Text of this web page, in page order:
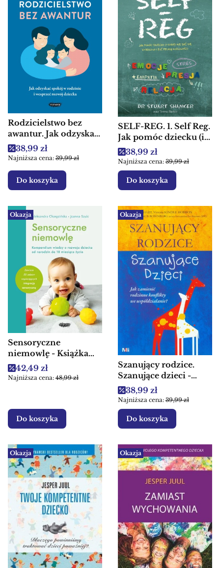
Rodzicielstwo bez
awantur. Jak odzyskać
spokój w rodzinie i
wesprzeć rozwój
rodziców
Cena promocyjna
38,99 zł
Najniższa cena: 39,99 zł
Do koszyka
SELF-REG. 1. Self Reg.
Jak pomóc dziecku (i
sobie) nie dać się
stresowi i żyć pełnią
możliwości - Książki
dla rodziców
Cena promocyjna
38,99 zł
Najniższa cena: 39,99 zł
Do koszyka
Okazja
Sensoryczne
niemowlę - Książka
dla rodziców
Cena promocyjna
42,49 zł
Najniższa cena: 48,99 zł
Do koszyka
Okazja
Szanujący rodzice.
Szanujące dzieci -
Książki dla rodziców
Cena promocyjna
38,99 zł
Najniższa cena: 39,99 zł
Do koszyka
Okazja Okazja